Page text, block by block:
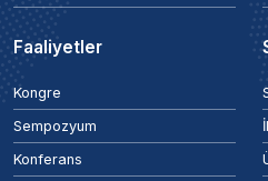
Faaliyetler
Kongre
Sempozyum
Konferans